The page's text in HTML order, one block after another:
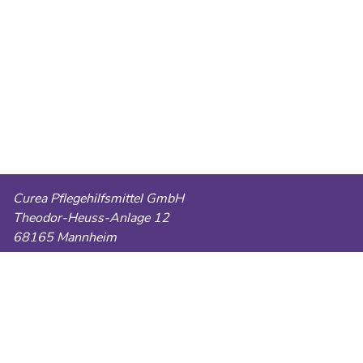
Curea Pflegehilfsmittel GmbH
Theodor-Heuss-Anlage 12
68165 Mannheim